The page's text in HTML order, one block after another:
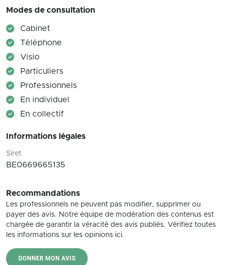
Modes de consultation
Cabinet
Téléphone
Visio
Particuliers
Professionnels
En individuel
En collectif
Informations légales
Siret
BE0669665135
Recommandations
Les professionnels ne peuvent pas modifier, supprimer ou
payer des avis. Notre équipe de modération des contenus est
chargée de garantir la véracité des avis publiés. Vérifiez toutes
les informations sur les opinions ici.
DONNER MON AVIS